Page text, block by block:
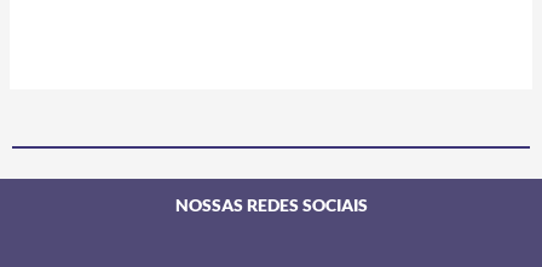
NOSSAS REDES SOCIAIS